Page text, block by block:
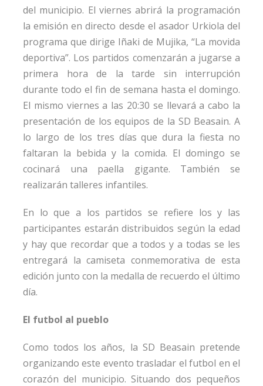
del municipio. El viernes abrirá la programación
la emisión en directo desde el asador Urkiola del
programa que dirige Iñaki de Mujika, “La movida
deportiva”. Los partidos comenzarán a jugarse a
primera hora de la tarde sin interrupción
durante todo el fin de semana hasta el domingo.
El mismo viernes a las 20:30 se llevará a cabo la
presentación de los equipos de la SD Beasain. A
lo largo de los tres días que dura la fiesta no
faltaran la bebida y la comida. El domingo se
cocinará una paella gigante. También se
realizarán talleres infantiles.
En lo que a los partidos se refiere los y las
participantes estarán distribuidos según la edad
y hay que recordar que a todos y a todas se les
entregará la camiseta conmemorativa de esta
edición junto con la medalla de recuerdo el último
día.
El futbol al pueblo
Como todos los años, la SD Beasain pretende
organizando este evento trasladar el futbol en el
corazón del municipio. Situando dos pequeños